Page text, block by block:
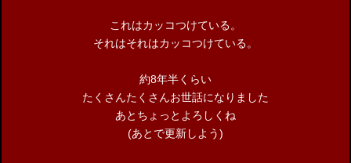
これはカッコつけている。
それはそれはカッコつけている。
約8年半くらい
たくさんたくさんお世話になりました
あとちょっとよろしくね
(あとで更新しよう)